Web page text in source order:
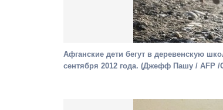
Афганские дети бегут в деревенскую
сентября 2012 года. (Джефф Пашу / AFP /